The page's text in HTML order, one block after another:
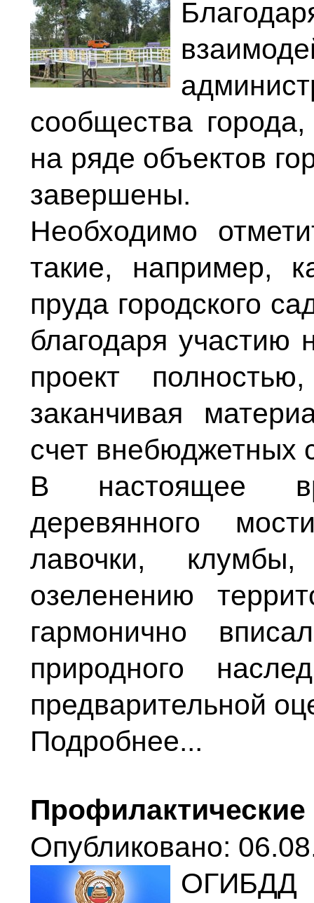
сообщества
на ряде объектов
завершены.
Необходимо
такие, например,
пруда городского
благодаря
проект
заканчивая
счет внебюджетных
В настоящее
деревянного
лавочки,
озеленению
гармонично
природного
предварительной
Подробнее...
Профилактические
Опубликовано: